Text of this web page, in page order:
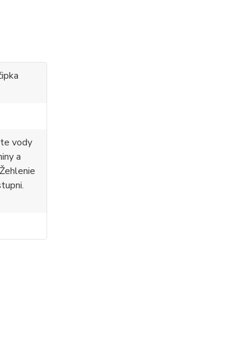
vody
a